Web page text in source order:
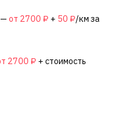
от 2700 ₽ + 50 ₽/км за
2700 ₽ + стоимость